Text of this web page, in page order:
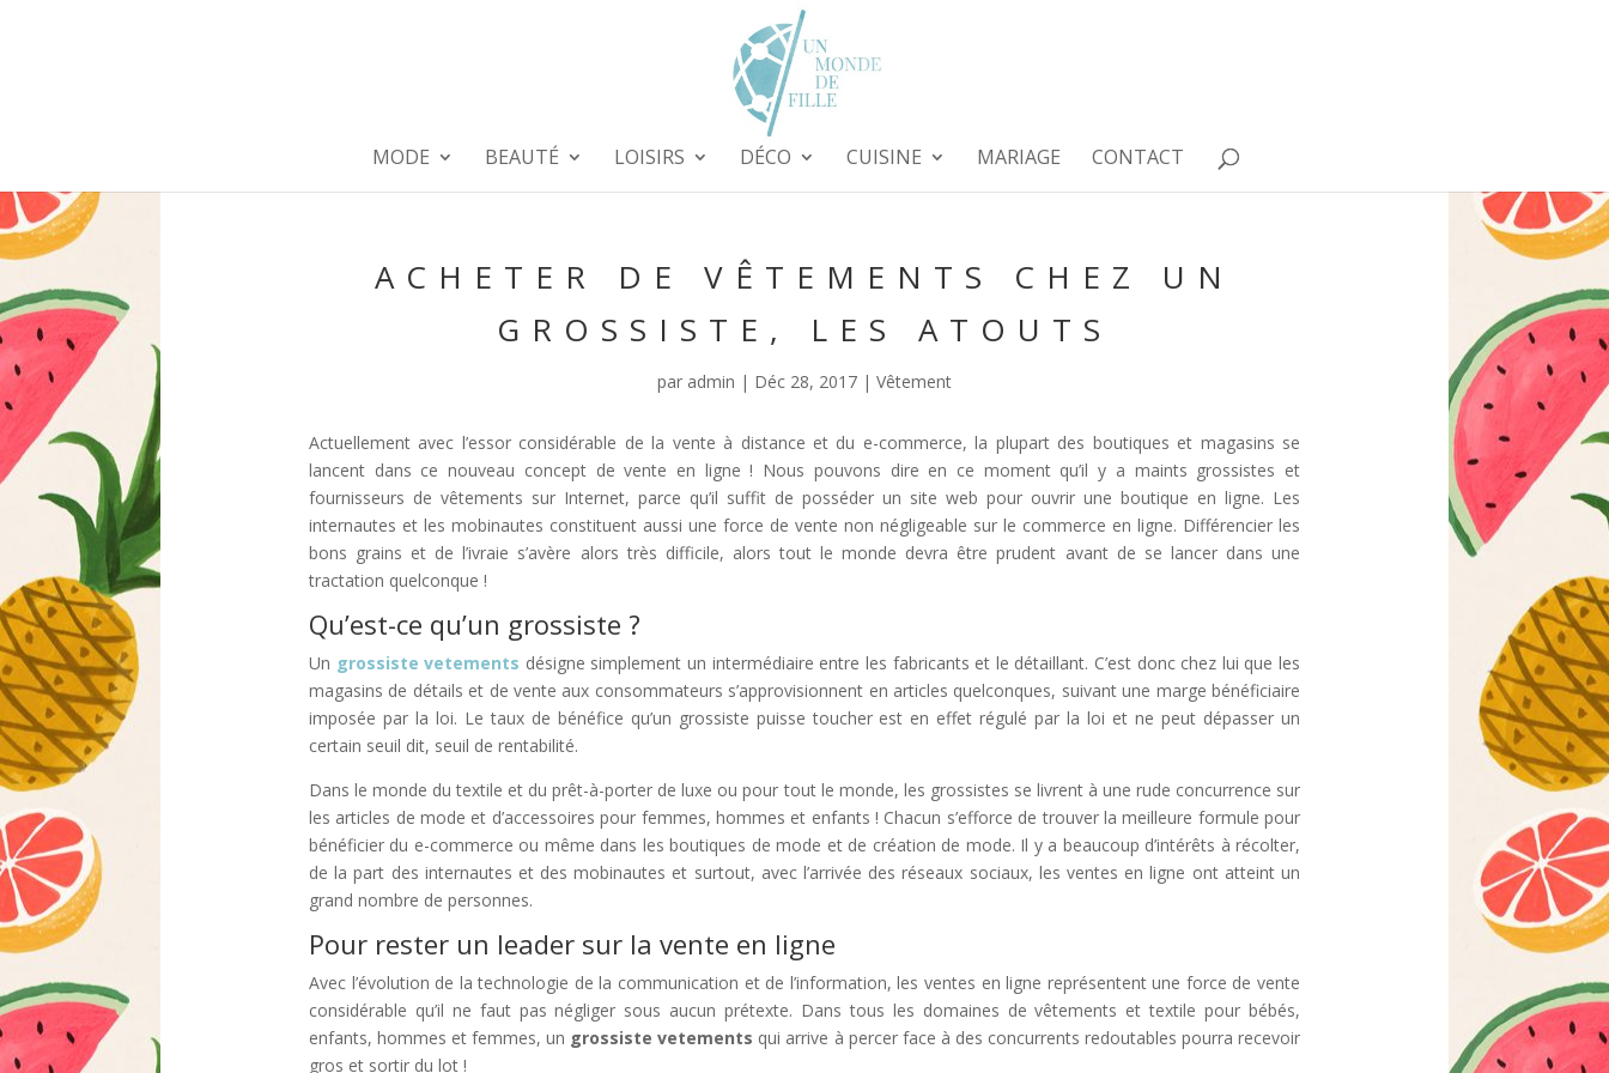
MODE BEAUTÉ LOISIRS DÉCO CUISINE MARIAGE CONTACT
ACHETER DE VÊTEMENTS CHEZ UN
GROSSISTE, LES ATOUTS
par admin | Déc 28, 2017| Vêtement
Actuellement avec l’essor considérable de la vente à distance et du e-commerce, la plupart des boutiques et magasins se
lancent dans ce nouveau concept de vente en ligne ! Nous pouvons dire en ce moment qu’il y a maints grossistes et
fournisseurs de vêtements sur Internet, parce qu’il suffit de posséder un site web pour ouvrir une boutique en ligne. Les
internautes et les mobinautes constituent aussi une force de vente non négligeable sur le commerce en ligne. Différencier les
bons grains et de l’ivraie s’avère alors très difficile, alors tout le monde devra être prudent avant de se lancer dans une
tractation quelconque !
Qu’est-ce qu’un grossiste ?
Un grossiste vetements désigne simplement un intermédiaire entre les fabricants et le détaillant. C’est donc chez lui que les
magasins de détails et de vente aux consommateurs s’approvisionnent en articles quelconques, suivant une marge bénéficiaire
imposée par la loi. Le taux de bénéfice qu’un grossiste puisse toucher est en effet régulé par la loi et ne peut dépasser un
certain seuil dit, seuil de rentabilité.
Dans le monde du textile et du prêt-à-porter de luxe ou pour tout le monde, les grossistes se livrent à une rude concurrence sur
les articles de mode et d’accessoires pour femmes, hommes et enfants ! Chacun s’efforce de trouver la meilleure formule pour
bénéficier du e-commerce ou même dans les boutiques de mode et de création de mode. Il y a beaucoup d’intérêts à récolter,
de la part des internautes et des mobinautes et surtout, avec l’arrivée des réseaux sociaux, les ventes en ligne ont atteint un
grand nombre de personnes.
Pour rester un leader sur la vente en ligne
Avec l’évolution de la technologie de la communication et de l’information, les ventes en ligne représentent une force de vente
considérable qu’il ne faut pas négliger sous aucun prétexte. Dans tous les domaines de vêtements et textile pour bébés,
enfants, hommes et femmes, un grossiste vetements qui arrive à percer face à des concurrents redoutables pourra recevoir
gros et sortir du lot !